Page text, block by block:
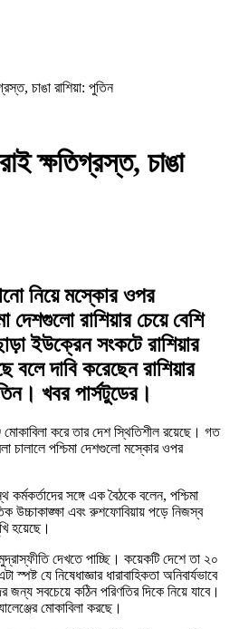
চাঙা রাশিয়া: পুতিন
ক্ষতিগ্রস্ত, চাঙা
নিয়ে মস্কোর ওপর
দেশগুলো রাশিয়ার চেয়ে বেশি
ইউক্রেন সংকটে রাশিয়ার
দাবি করেছেন রাশিয়ার
খবর পার্সটুডের।
মোকাবিলা করে তার দেশ স্থিতিশীল রয়েছে। গত
চালালে পশ্চিমা দেশগুলো মস্কোর ওপর
সঙ্গে এক বৈঠকে বলেন, পশ্চিমা
উচ্চাকাঙ্ক্ষা এবং রুশফোবিয়ায় পড়ে নিজস্ব
হয়েছে।
দেখতে পাচ্ছি। কয়েকটি দেশে তা ২০
যে নিষেধাজ্ঞার ধারাবাহিকতা অনিবার্যভাবে
সবচেয়ে কঠিন পরিণতির দিকে নিয়ে যাবে।
মোকাবিলা করছে।